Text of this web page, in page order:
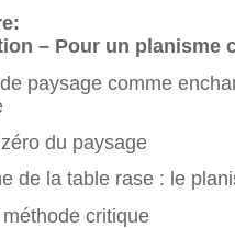
– Pour un planisme
paysage comme
du paysage
de la table rase : le
critique